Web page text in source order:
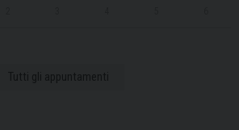
Tutti gli appuntamenti